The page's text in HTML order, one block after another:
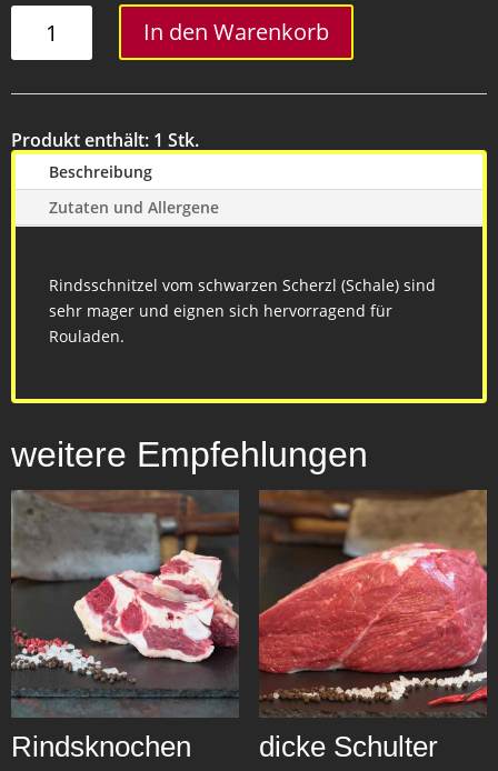
Gramm
In den Warenkorb
Produkt enthält: 1 Stk.
Beschreibung
Zutaten und Allergene
Rindsschnitzel vom schwarzen Scherzl (Schale) sind
sehr mager und eignen sich hervorragend für
Rouladen.
weitere Empfehlungen
Rindsknochen dicke Schulter